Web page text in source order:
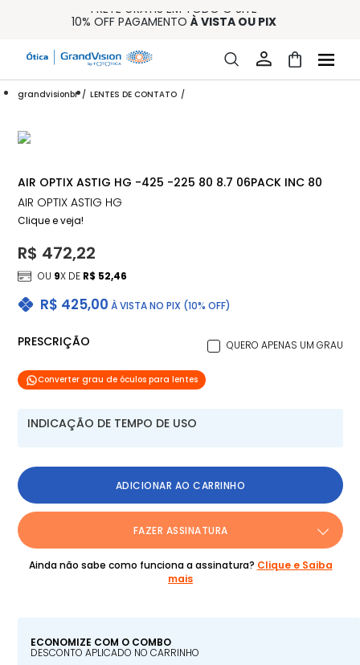
FRETE GRÁTIS EM TODO O SITE
10% OFF PAGAMENTO À VISTA OU PIX
15% OFF NA PRIMEIRA COMPRA (CONSULTE REGULAMENTO)
32% OFF NO COMBO - CONS. REG.
grandvisionbr LENTES DE CONTATO
AIR OPTIX ASTIG HG -425 -225 80 8.7 06PACK INC 80
AIR OPTIX ASTIG HG
Clique e veja!
R$ 425,00 À VISTA NO PIX (10% OFF)
R$ 472,22
OU 9X DE R$ 52,46
PRESCRIÇÃO QUERO APENAS UM GRAU
Converter grau de óculos para lentes
INDICAÇÃO DE TEMPO DE USO
ADICIONAR AO CARRINHO
FAZER ASSINATURA
Ainda não sabe como funciona a assinatura? Clique e Saiba
mais
ECONOMIZE COM O COMBO
DESCONTO APLICADO NO CARRINHO